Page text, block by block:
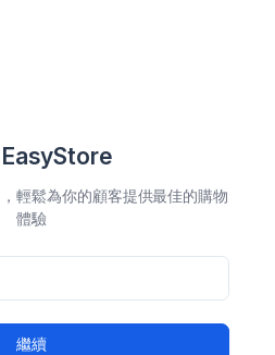
輕鬆為你的顧客提供最佳的購物
體驗
繼續